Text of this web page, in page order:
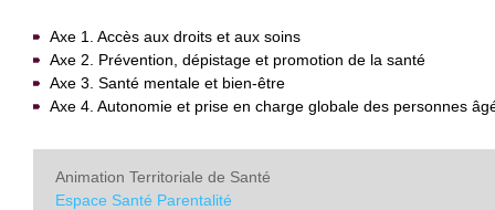
Axe 1. Accès aux droits et aux soins
Axe 2. Prévention, dépistage et promotion de la santé
Axe 3. Santé mentale et bien-être
Axe 4. Autonomie et prise en charge globale des personnes
Animation Territoriale de Santé
Espace Santé Parentalité